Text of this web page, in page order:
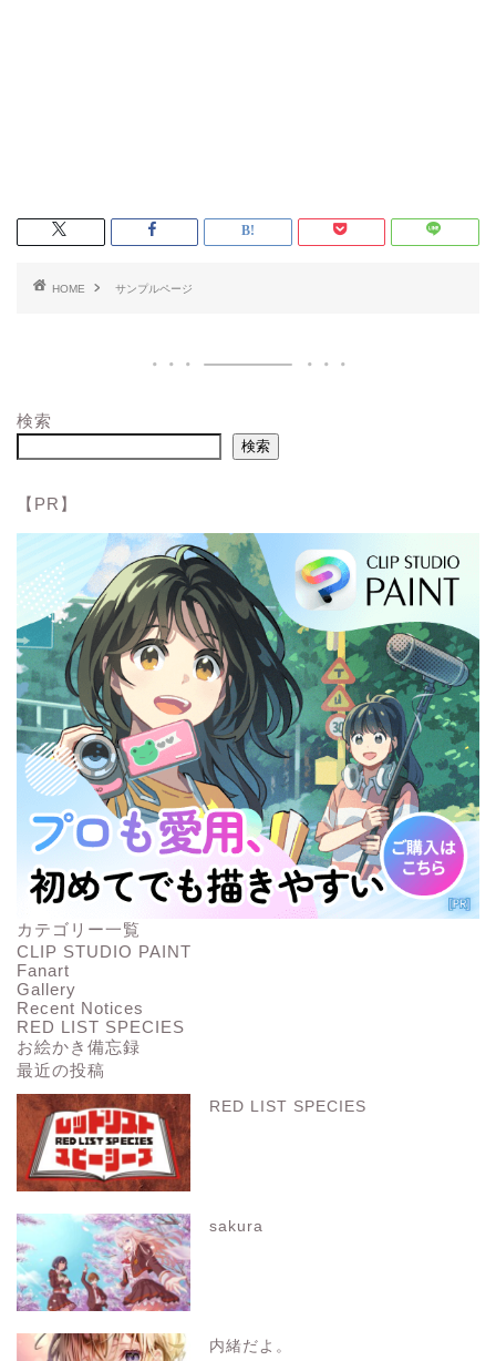
HOME サンプルページ
検索
検索
【PR】
カテゴリー一覧
CLIP STUDIO PAINT
Fanart
Gallery
Recent Notices
RED LIST SPECIES
お絵かき備忘録
最近の投稿
RED LIST SPECIES
sakura
内緒だよ。